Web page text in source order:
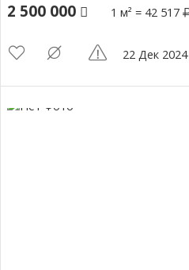
2 500 000 1 м² = 42 517
22 Дек 2024